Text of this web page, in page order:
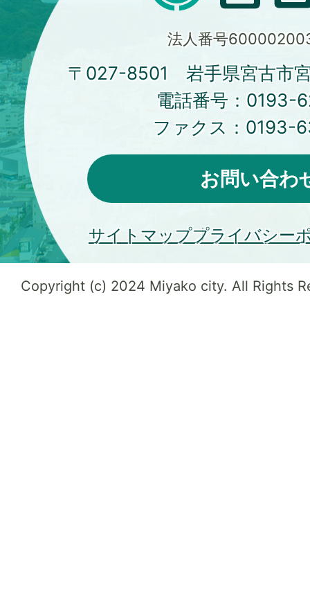
法人番号
〒027-8501 岩手県宮古市
電話番号： 0193-
ファクス： 0193-
お問い合わ
サイトマッププライバシー
Copyright (c) 2024 Miyako city. All Rights